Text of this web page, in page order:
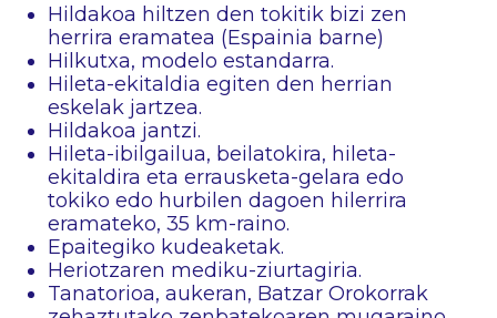
Hildakoa hiltzen den tokitik bizi zen
herrira eramatea (Espainia barne)
Hilkutxa, modelo estandarra.
Hileta-ekitaldia egiten den herrian
eskelak jartzea.
Hildakoa jantzi.
Hileta-ibilgailua, beilatokira, hileta-
ekitaldira eta errausketa-gelara edo
tokiko edo hurbilen dagoen hilerrira
eramateko, 35 km-raino.
Epaitegiko kudeaketak.
Heriotzaren mediku-ziurtagiria.
Tanatorioa, aukeran, Batzar Orokorrak